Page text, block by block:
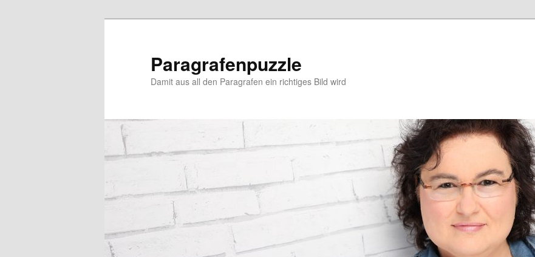
Paragrafenpuzzle
Damit aus all den Paragrafen ein richtiges Bild wird